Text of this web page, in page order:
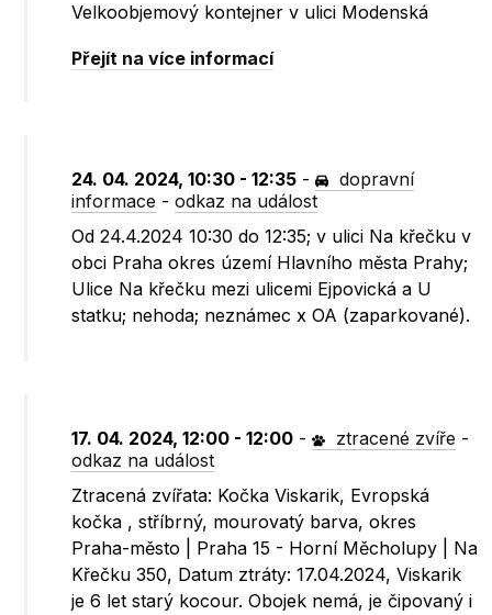
Velkoobjemový kontejner v ulici Modenská
Přejít na více informací
24. 04. 2024, 10:30 - 12:35 -
dopravní
informace -odkaz na událost
Od 24.4.2024 10:30 do 12:35; v ulici Na křečku v
obci Praha okres území Hlavního města Prahy;
Ulice Na křečku mezi ulicemi Ejpovická a U
statku; nehoda; neznámec x OA (zaparkované).
17. 04. 2024, 12:00 - 12:00 - ztracené zvíře -
odkaz na událost
Ztracená zvířata: Kočka Viskarik, Evropská
kočka , stříbrný, mourovatý barva, okres
Praha-město | Praha 15 - Horní Měcholupy | Na
Křečku 350, Datum ztráty: 17.04.2024, Viskarik
je 6 let starý kocour. Obojek nemá, je čipovaný i